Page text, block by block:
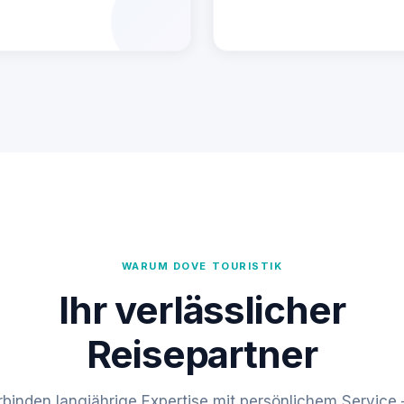
WARUM DOVE TOURISTIK
Ihr verlässlicher
Reisepartner